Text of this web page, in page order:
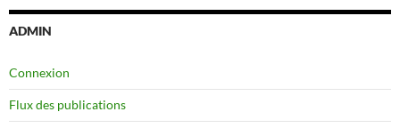
ADMIN
Connexion
Flux des publications